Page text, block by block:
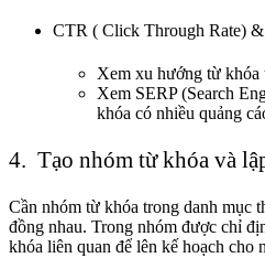
CTR ( Click Through Rate)
Xem xu hướng từ khóa
Xem SERP (Search
khóa có nhiều quảng
4. Tạo nhóm từ khóa và
Cần nhóm từ khóa trong danh mục
đồng nhau. Trong nhóm được chỉ
khóa liên quan để lên kế hoạch cho